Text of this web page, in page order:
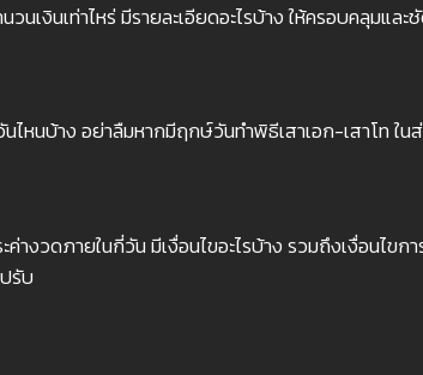
เงินเท่าไหร่ มีรายละเอียดอะไรบ้าง ให้ครอบคลุมและ
หนบ้าง อย่าลืมหากมีฤกษ์วันทำพิธีเสาเอก-เสาโท ใน
างวดภายในกี่วัน มีเงื่อนไขอะไรบ้าง รวมถึงเงื่อนไ
รับ